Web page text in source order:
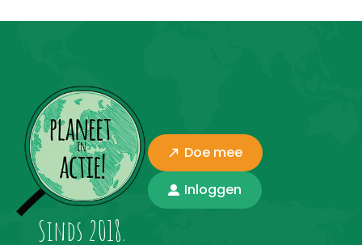
Sinds 2018.
Doe mee
Inloggen